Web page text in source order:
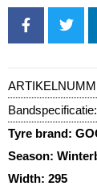
Bandspecificatie:
Tyre brand:
Season:
Width: 295